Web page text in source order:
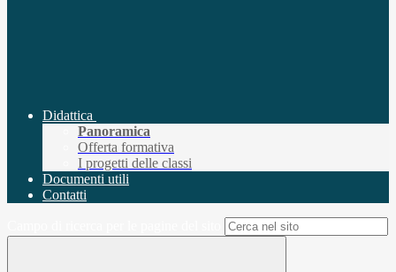
Didattica
Panoramica
Offerta formativa
I progetti delle classi
Documenti utili
Contatti